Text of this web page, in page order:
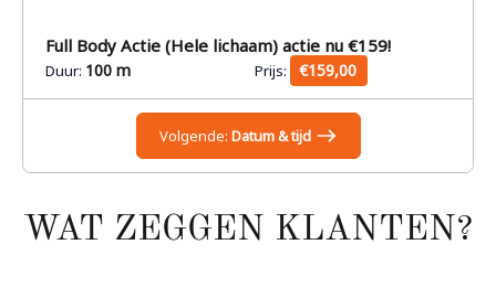
Full Body Actie (Hele lichaam) actie nu €159!
Duur: 100 m Prijs: €159,00
Oksels
Volgende: Datum & tijd
WAT ZEGGEN KLANTEN?